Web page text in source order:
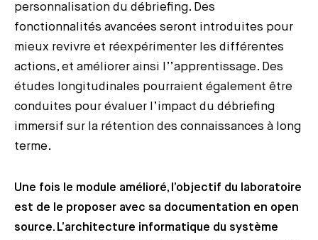
personnalisation du débriefing. Des
fonctionnalités avancées seront introduites pour
mieux revivre et réexpérimenter les différentes
actions, et améliorer ainsi l’’apprentissage. Des
études longitudinales pourraient également être
conduites pour évaluer l’impact du débriefing
immersif sur la rétention des connaissances à long
terme.
Une fois le module amélioré, l’objectif du laboratoire
est de le proposer avec sa documentation en open
source. L’architecture informatique du système